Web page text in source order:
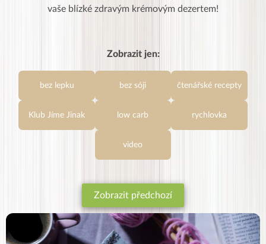
vaše blízké zdravým krémovým dezertem!
Zobrazit jen:
bez lepku bez sóji čtenářské recepty
Klub Jíme Jinak low carb rychlovka
video
Zobrazit předchozí